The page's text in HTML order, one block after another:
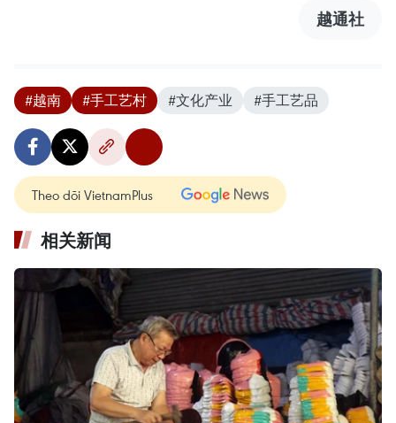
越通社
#越南 #手工艺村 #文化产业 #手工艺品
Theo dõi VietnamPlus
相关新闻